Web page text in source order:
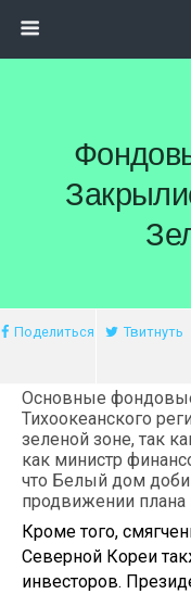
Поделиться Твитнуть
Основные
Тихоокеанского
зеленой зоне, так
как министр
что Белый дом
продвижении
Кроме того,
Северной Кореи
инвесторов.